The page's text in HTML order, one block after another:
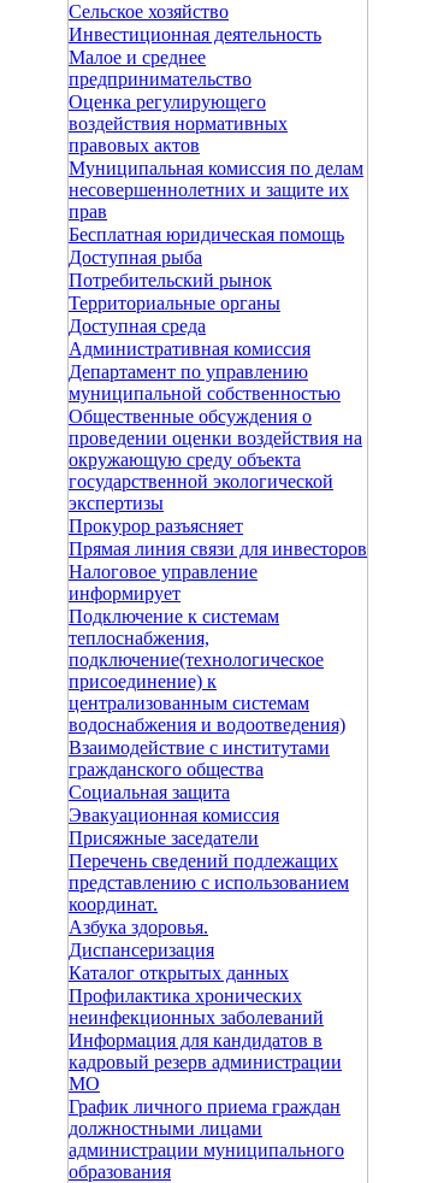
Сельское хозяйство
Инвестиционная деятельность
Малое и среднее
предпринимательство
Оценка регулирующего
воздействия нормативных
правовых актов
Муниципальная комиссия по делам
несовершеннолетних и защите их
прав
Бесплатная юридическая помощь
Доступная рыба
Потребительский рынок
Территориальные органы
Доступная среда
Административная комиссия
Департамент по управлению
муниципальной собственностью
Общественные обсуждения о
проведении оценки воздействия на
окружающую среду объекта
государственной экологической
экспертизы
Прокурор разъясняет
Прямая линия связи для инвесторов
Налоговое управление
информирует
Подключение к системам
теплоснабжения,
подключение(технологическое
присоединение) к
централизованным системам
водоснабжения и водоотведения)
Взаимодействие с институтами
гражданского общества
Социальная защита
Эвакуационная комиссия
Присяжные заседатели
Перечень сведений подлежащих
представлению с использованием
координат.
Азбука здоровья.
Диспансеризация
Каталог открытых данных
Профилактика хронических
неинфекционных заболеваний
Информация для кандидатов в
кадровый резерв администрации
МО
График личного приема граждан
должностными лицами
администрации муниципального
образования